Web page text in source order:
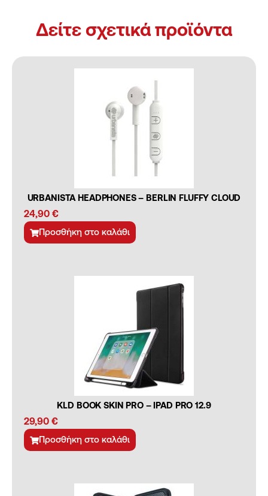
Δείτε σχετικά προϊόντα
URBANISTA HEADPHONES – BERLIN FLUFFY CLOUD
24,90 €
Προσθήκη στο καλάθι
KLD BOOK SKIN PRO – IPAD PRO 12.9
29,90 €
Προσθήκη στο καλάθι